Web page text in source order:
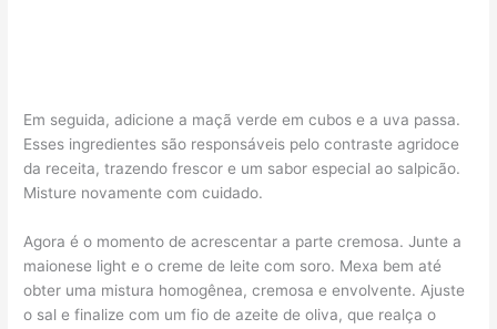
Em seguida, adicione a maçã verde em cubos e a uva passa.
Esses ingredientes são responsáveis pelo contraste agridoce
da receita, trazendo frescor e um sabor especial ao salpicão.
Misture novamente com cuidado.
Agora é o momento de acrescentar a parte cremosa. Junte a
maionese light e o creme de leite com soro. Mexa bem até
obter uma mistura homogênea, cremosa e envolvente. Ajuste
o sal e finalize com um fio de azeite de oliva, que realça o